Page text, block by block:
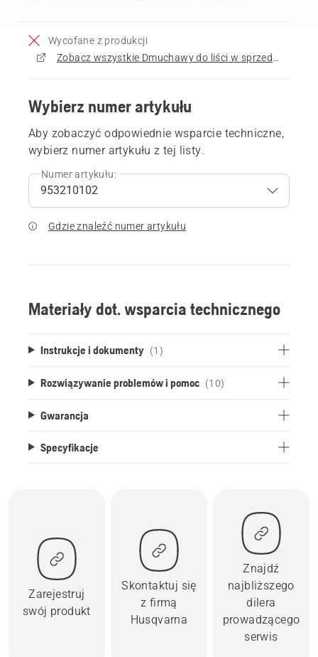
Wycofane z produkcji
Zobacz wszystkie Dmuchawy do liści w sprzedaży
Wybierz numer artykułu
Aby zobaczyć odpowiednie wsparcie techniczne,
wybierz numer artykułu z tej listy.
Numer artykułu:
Gdzie znaleźć numer artykułu
Materiały dot. wsparcia technicznego
Instrukcje i dokumenty (1)
Rozwiązywanie problemów i pomoc (10)
Gwarancja
Specyfikacje
Zarejestruj
swój produkt
Skontaktuj się
z firmą
Husqvarna
Znajdź
najbliższego
dilera
prowadzącego
serwis